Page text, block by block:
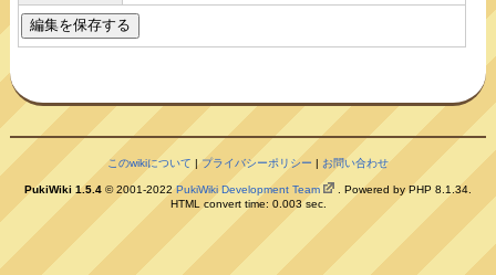
このwikiについて |プライバシーポリシー | お問い合わせ
PukiWiki 1.5.4 © 2001-2022PukiWiki Development Team
. Powered by PHP 8.1.34.
HTML convert time: 0.003 sec.